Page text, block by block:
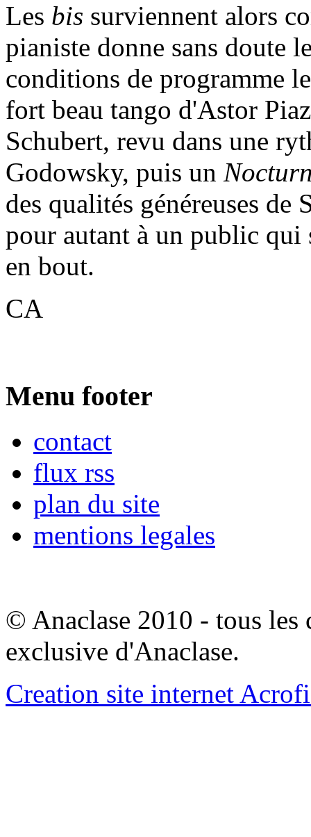
Les bis surviennent alors
pianiste donne sans doute
conditions de programme
fort beau tango d'Astor
Schubert, revu dans une
Godowsky, puis un
des qualités généreuses de
pour autant à un public qui
en bout.
CA
Menu footer
contact
flux rss
plan du site
mentions legales
© Anaclase 2010 - tous les
exclusive d'Anaclase.
Creation site internet